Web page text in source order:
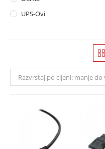
UPS-Ovi
Razvrstaj po cijeni: manje do